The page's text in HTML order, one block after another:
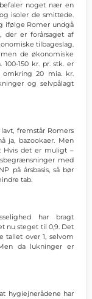
noget nær en
isoler de smittede.
ifølge Romer undgå
der er forårsaget af
tilbageslag.
de økonomiske
150 kr. pr. stk. er
20 mia. kr.
og selvpålagt
fremstår Romers
ja, bazookaer. Men
Hvis det er muligt –
med
på årsbasis, så bør
tab.
har bragt
nu steget til 0,9. Det
tallet over 1, selvom
da lukninger er
hygiejnerådene har